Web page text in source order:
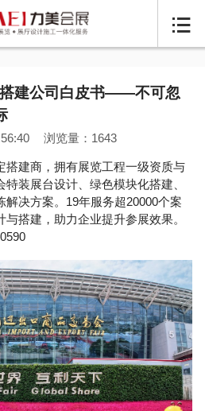

建公司白皮书——不可忽
浏览量：1643
搭建商，拥有展览工程一级资质与
装展台设计、绿色模块化搭建、
决方案。19年服务超20000个案
搭建，助力企业提升参展效果。